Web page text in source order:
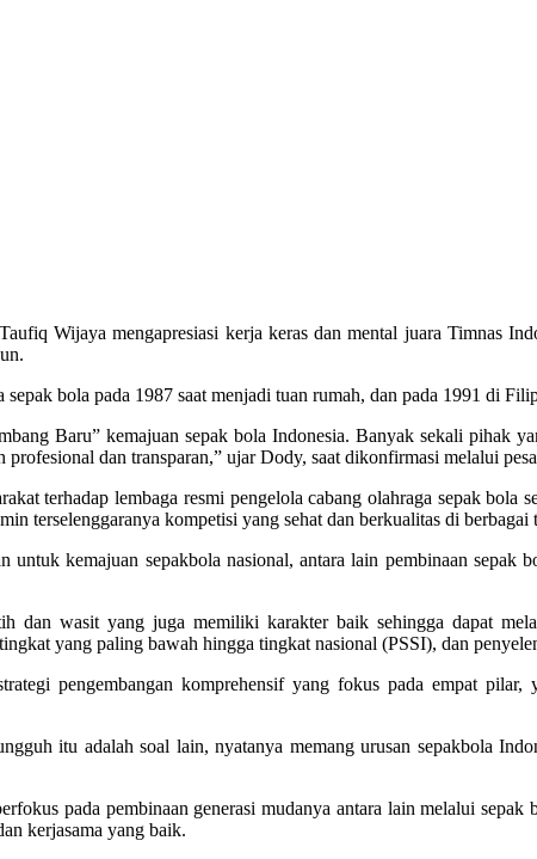
Wijaya mengapresiasi kerja keras dan mental juara Timnas
bola pada 1987 saat menjadi tuan rumah, dan pada 1991 di
Baru” kemajuan sepak bola Indonesia. Banyak sekali pihak
dan transparan,” ujar Dody, saat dikonfirmasi melalui
terhadap lembaga resmi pengelola cabang olahraga sepak
terselenggaranya kompetisi yang sehat dan berkualitas di berbagai
untuk kemajuan sepakbola nasional, antara lain pembinaan
dan wasit yang juga memiliki karakter baik sehingga dapat
yang paling bawah hingga tingkat nasional (PSSI), dan
pengembangan komprehensif yang fokus pada empat
itu adalah soal lain, nyatanya memang urusan sepakbola
pada pembinaan generasi mudanya antara lain melalui
kerjasama yang baik.